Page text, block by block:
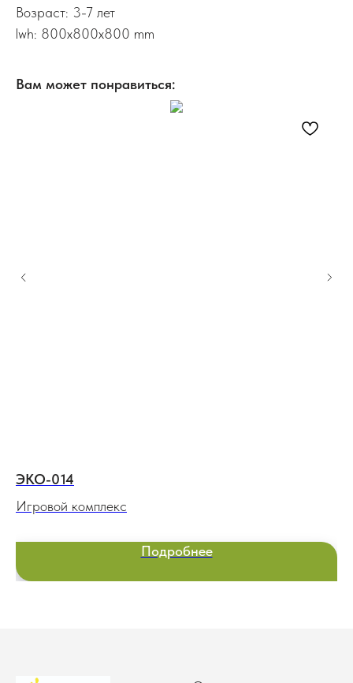
Возраст: 3-7 лет
lwh: 800x800x800 mm
Вам может понравиться:
ЭКО-014
Игровой комплекс
Подробнее